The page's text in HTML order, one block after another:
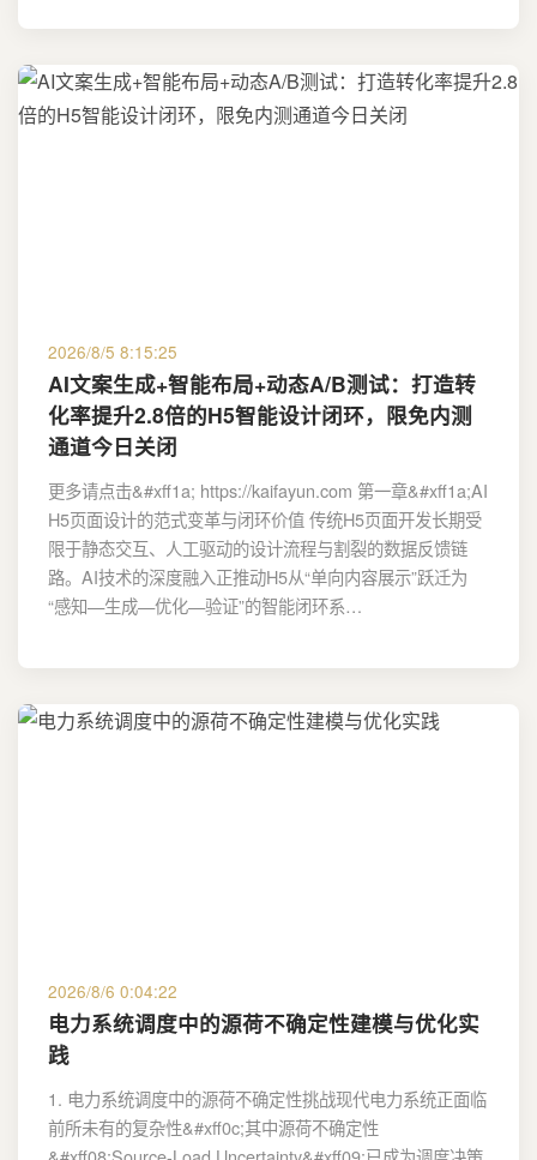
2026/8/5 8:15:25
AI文案生成+智能布局+动态A/B测试：打造转
化率提升2.8倍的H5智能设计闭环，限免内测
通道今日关闭
更多请点击&#xff1a; https://kaifayun.com 第一章&#xff1a;AI
H5页面设计的范式变革与闭环价值 传统H5页面开发长期受
限于静态交互、人工驱动的设计流程与割裂的数据反馈链
路。AI技术的深度融入正推动H5从“单向内容展示”跃迁为
“感知—生成—优化—验证”的智能闭环系…
2026/8/6 0:04:22
电力系统调度中的源荷不确定性建模与优化实
践
1. 电力系统调度中的源荷不确定性挑战现代电力系统正面临
前所未有的复杂性&#xff0c;其中源荷不确定性